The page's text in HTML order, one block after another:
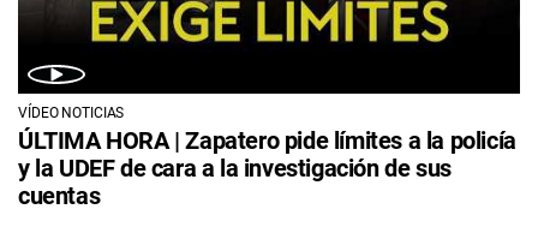
VÍDEO NOTICIAS
ÚLTIMA HORA | Zapatero pide límites a la policía
y la UDEF de cara a la investigación de sus
cuentas